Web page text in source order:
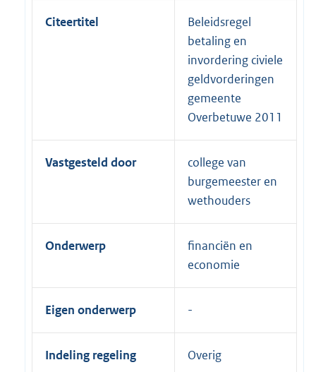
Citeertitel
Beleidsregel
betaling en
invordering civiele
geldvorderingen
gemeente
Overbetuwe 2011
Vastgesteld door
college van
burgemeester en
wethouders
Onderwerp
financiën en
economie
Eigen onderwerp
Indeling regeling Overig